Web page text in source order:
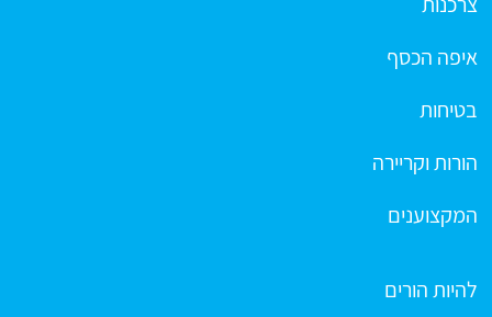
איפה הכסף
בטיחות
הורות וקריירה
המקצוענים
להיות הורים